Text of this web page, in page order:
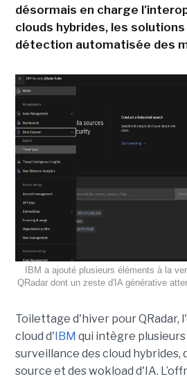
désormais en charge
clouds hybrides, les
détection automatisée des
IBM a ajouté plusieurs éléments à la
QRadar dont un zeste d'IA générative
Toilettage d'hiver pour QRadar,
cloud d' IBM qui intègre
surveillance des cloud hybrides,
source et des wokload d'IA.